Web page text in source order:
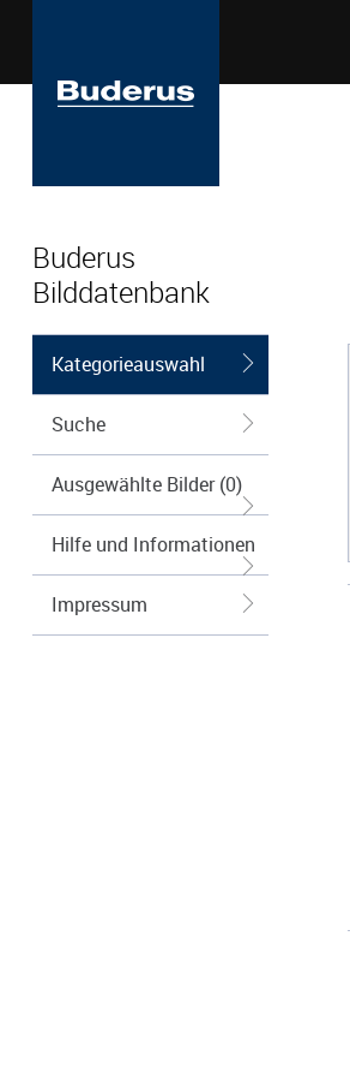
Buderus
Bilddatenbank
Kategorieauswahl
Suche
Ausgewählte Bilder (0)
Hilfe und Informationen
Impressum